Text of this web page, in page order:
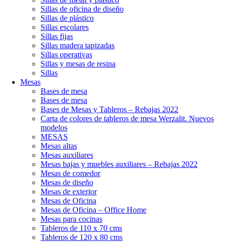
Sillas de oficina de diseño
Sillas de plástico
Sillas escolares
Sillas fijas
Sillas madera tapizadas
Sillas operativas
Sillas y mesas de resina
Sillas
Mesas
Bases de mesa
Bases de mesa
Bases de Mesas y Tableros – Rebajas 2022
Carta de colores de tableros de mesa Werzalit. Nuevos
modelos
MESAS
Mesas altas
Mesas auxiliares
Mesas bajas y muebles auxiliares – Rebajas 2022
Mesas de comedor
Mesas de diseño
Mesas de exterior
Mesas de Oficina
Mesas de Oficina – Office Home
Mesas para cocinas
Tableros de 110 x 70 cms
Tableros de 120 x 80 cms